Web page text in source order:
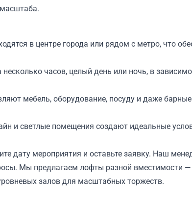
в центре города или рядом с метро, что
часов, целый день или ночь, в
мебель, оборудование, посуду и даже барные
и светлые помещения создают идеальные
дату мероприятия и оставьте заявку. Наш
Мы предлагаем лофты разной вместимости
залов для масштабных торжеств.